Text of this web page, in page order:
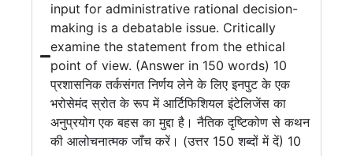
input for administrative rational decision-
making is a debatable issue. Critically
examine the statement from the ethical
point of view. (Answer in 150 words) 10
प्रशासनिक तर्कसंगत निर्णय लेने के लिए इनपुट के एक
भरोसेमंद स्रोत के रूप में आर्टिफिशियल इंटेलिजेंस का
अनुप्रयोग एक बहस का मुद्दा है। नैतिक दृष्टिकोण से कथन
की आलोचनात्मक जाँच करें। (उत्तर 150 शब्दों में दें) 10